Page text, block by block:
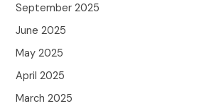
September 2025
June 2025
May 2025
April 2025
March 2025